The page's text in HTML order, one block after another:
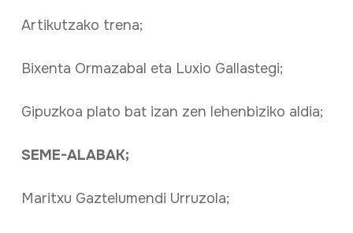
Artikutzako trena;
Bixenta Ormazabal eta Luxio Gallastegi;
Gipuzkoa plato bat izan zen lehenbiziko aldia;
SEME-ALABAK;
Maritxu Gaztelumendi Urruzola;